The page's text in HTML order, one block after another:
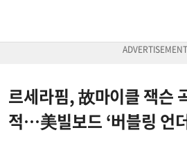
르세라핌, 故마이클 잭슨
적…美빌보드 ‘버블링 언